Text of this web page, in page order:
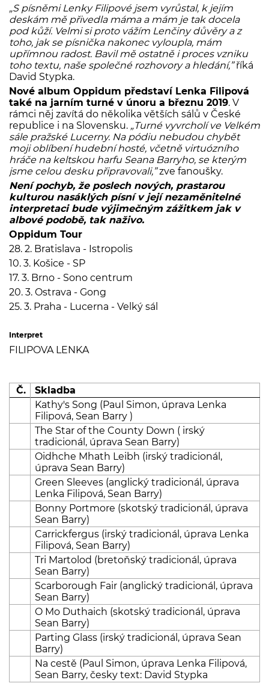
„S písněmi Lenky Filipové jsem vyrůstal, k jejím
deskám mě přivedla máma a mám je tak docela
pod kůží. Velmi si proto vážím Lenčiny důvěry a z
toho, jak se písnička nakonec vyloupla, mám
upřímnou radost. Bavil mě ostatně i proces vzniku
toho textu, naše společné rozhovory a hledání,”říká
David Stypka.
Nové album Oppidum představí Lenka Filipová
také na jarním turné v únoru a březnu 2019. V
rámci něj zavítá do několika větších sálů v České
republice i na Slovensku. „Turné vyvrcholí ve Velkém
sále pražské Lucerny. Na pódiu nebudou chybět
moji oblíbení hudební hosté, včetně virtuózního
hráče na keltskou harfu Seana Barryho, se kterým
jsme celou desku připravovali,”zve fanoušky.
Není pochyb, že poslech nových, prastarou
kulturou nasáklých písní v její nezaměnitelné
interpretaci bude výjimečným zážitkem jak v
albové podobě, tak naživo.
Oppidum Tour
28. 2. Bratislava - Istropolis
10. 3. Košice - SP
17. 3. Brno - Sono centrum
20. 3. Ostrava - Gong
25. 3. Praha - Lucerna - Velký sál
Interpret
FILIPOVA LENKA
Č.
Skladba
Kathy's Song (Paul Simon, úprava Lenka
Filipová, Sean Barry )
The Star of the County Down ( irský
tradicionál, úprava Sean Barry)
Oidhche Mhath Leibh (irský tradicionál,
úprava Sean Barry)
Green Sleeves (anglický tradicionál, úprava
Lenka Filipová, Sean Barry)
Bonny Portmore (skotský tradicionál, úprava
Sean Barry)
Carrickfergus (irský tradicionál, úprava Lenka
Filipová, Sean Barry)
Tri Martolod (bretoňský tradicionál, úprava
Sean Barry)
Scarborough Fair (anglický tradicionál, úprava
Sean Barry)
O Mo Duthaich (skotský tradicionál, úprava
Sean Barry)
Parting Glass (irský tradicionál, úprava Sean
Barry)
Na cestě (Paul Simon, úprava Lenka Filipová,
Sean Barry, česky text: David Stypka